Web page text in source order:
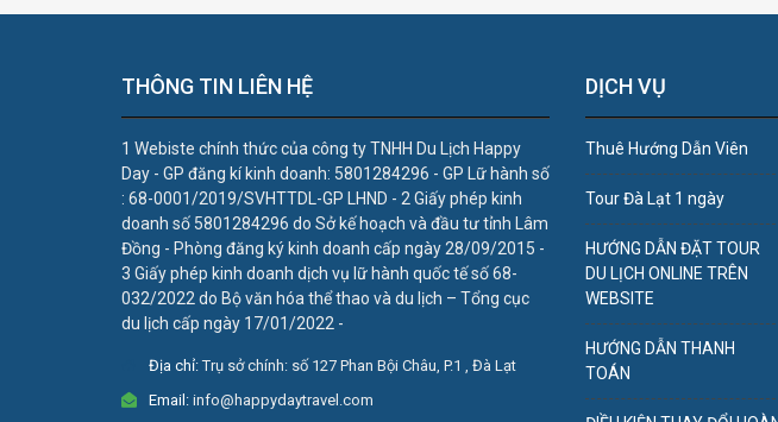
THÔNG TIN LIÊN HỆ
1 Webiste chính thức của công ty TNHH Du Lịch Happy
Day - GP đăng kí kinh doanh: 5801284296 - GP Lữ hành số
: 68-0001/2019/SVHTTDL-GP LHND - 2 Giấy phép kinh
doanh số 5801284296 do Sở kế hoạch và đầu tư tỉnh Lâm
Đồng - Phòng đăng ký kinh doanh cấp ngày 28/09/2015 -
3 Giấy phép kinh doanh dịch vụ lữ hành quốc tế số 68-
032/2022 do Bộ văn hóa thể thao và du lịch – Tổng cục
du lịch cấp ngày 17/01/2022 -
Địa chỉ:Trụ sở chính: số 127 Phan Bội Châu, P.1 , Đà Lạt
Email: info@happydaytravel.com
DỊCH VỤ
Thuê Hướng Dẫn Viên
Tour Đà Lạt 1 ngày
HƯỚNG DẪN ĐẶT TOUR
DU LỊCH ONLINE TRÊN
WEBSITE
HƯỚNG DẪN THANH
TOÁN